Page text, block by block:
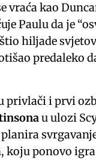
vraća kao
Paulu da je
hiljade
predaleko
privlači i prvi
u ulozi
koju ponovo